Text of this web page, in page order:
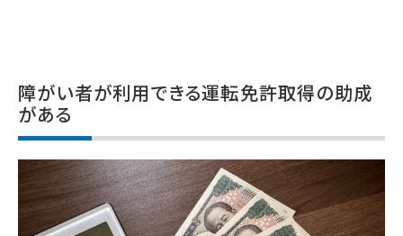
障がい者が利用できる運転免許取得の助成
がある